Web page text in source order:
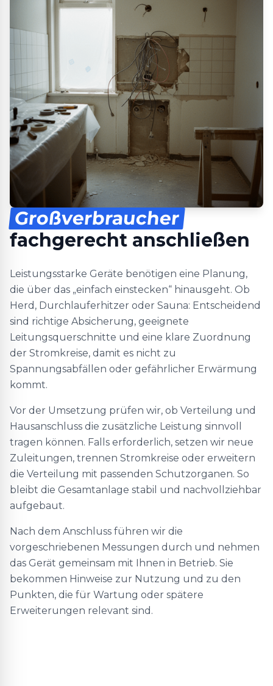
Großverbraucher
fachgerecht anschließen
Leistungsstarke Geräte benötigen eine Planung,
die über das „einfach einstecken“ hinausgeht. Ob
Herd, Durchlauferhitzer oder Sauna: Entscheidend
sind richtige Absicherung, geeignete
Leitungsquerschnitte und eine klare Zuordnung
der Stromkreise, damit es nicht zu
Spannungsabfällen oder gefährlicher Erwärmung
kommt.
Vor der Umsetzung prüfen wir, ob Verteilung und
Hausanschluss die zusätzliche Leistung sinnvoll
tragen können. Falls erforderlich, setzen wir neue
Zuleitungen, trennen Stromkreise oder erweitern
die Verteilung mit passenden Schutzorganen. So
bleibt die Gesamtanlage stabil und nachvollziehbar
aufgebaut.
Nach dem Anschluss führen wir die
vorgeschriebenen Messungen durch und nehmen
das Gerät gemeinsam mit Ihnen in Betrieb. Sie
bekommen Hinweise zur Nutzung und zu den
Punkten, die für Wartung oder spätere
Erweiterungen relevant sind.